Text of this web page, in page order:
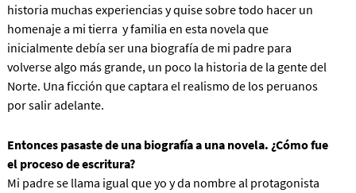
historia muchas experiencias y quise sobre todo hacer un
homenaje a mi tierra y familia en esta novela que
inicialmente debía ser una biografía de mi padre para
volverse algo más grande, un poco la historia de la gente del
Norte. Una ficción que captara el realismo de los peruanos
por salir adelante.
Entonces pasaste de una biografía a una novela. ¿Cómo fue
el proceso de escritura?
Mi padre se llama igual que yo y da nombre al protagonista